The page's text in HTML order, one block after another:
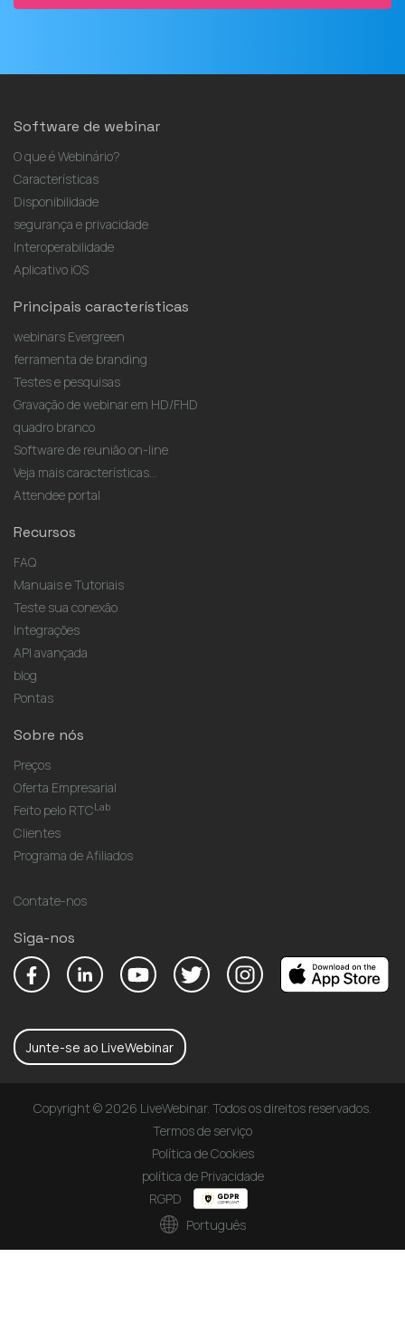
Software de webinar
O que é Webinário?
Características
Disponibilidade
segurança e privacidade
Interoperabilidade
Aplicativo iOS
Principais características
webinars Evergreen
ferramenta de branding
Testes e pesquisas
Gravação de webinar em HD/FHD
quadro branco
Software de reunião on-line
Veja mais características...
Attendee portal
Recursos
FAQ
Manuais e Tutoriais
Teste sua conexão
Integrações
API avançada
blog
Pontas
Sobre nós
Preços
Oferta Empresarial
Feito pelo RTCLab
Clientes
Programa de Afiliados
Contate-nos
Siga-nos
Junte-se ao LiveWebinar
Copyright © 2026 LiveWebinar. Todos os direitos reservados.
Termos de serviço
Política de Cookies
política de Privacidade
RGPD
Português